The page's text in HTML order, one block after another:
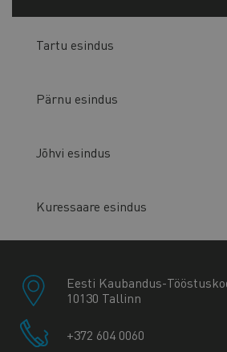
Tartu esindus
Pärnu esindus
Jõhvi esindus
Kuressaare esindus
Eesti Kaubandus-
10130 Tallinn
+372 604 0060